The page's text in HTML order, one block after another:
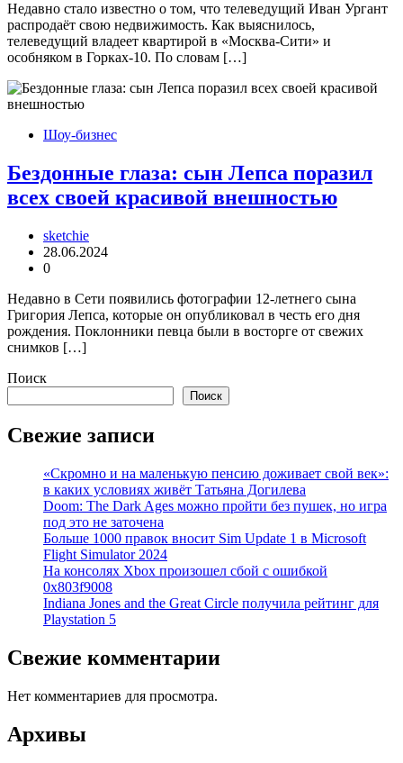
Недавно стало известно о том, что телеведущий Иван Ургант
распродаёт свою недвижимость. Как выяснилось,
телеведущий владеет квартирой в «Москва-Сити» и
особняком в Горках-10. По словам […]
Шоу-бизнес
Бездонные глаза: сын Лепса поразил
всех своей красивой внешностью
sketchie
28.06.2024
0
Недавно в Сети появились фотографии 12-летнего сына
Григория Лепса, которые он опубликовал в честь его дня
рождения. Поклонники певца были в восторге от свежих
снимков […]
Поиск
Поиск
Свежие записи
«Скромно и на маленькую пенсию доживает свой век»:
в каких условиях живёт Татьяна Догилева
Doom: The Dark Ages можно пройти без пушек, но игра
под это не заточена
Больше 1000 правок вносит Sim Update 1 в Microsoft
Flight Simulator 2024
На консолях Xbox произошел сбой с ошибкой
0x803f9008
Indiana Jones and the Great Circle получила рейтинг для
Playstation 5
Свежие комментарии
Нет комментариев для просмотра.
Архивы